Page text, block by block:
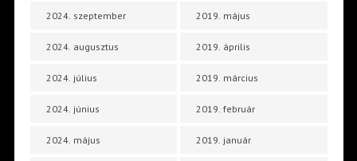
2024. szeptember
2024. augusztus
2024. július
2024. június
2024. május
2019. május
2019. április
2019. március
2019. február
2019. január